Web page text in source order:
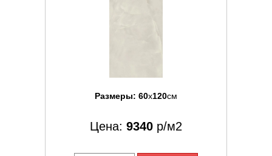
Размеры: 60x120см
Цена: 9340 р/м2